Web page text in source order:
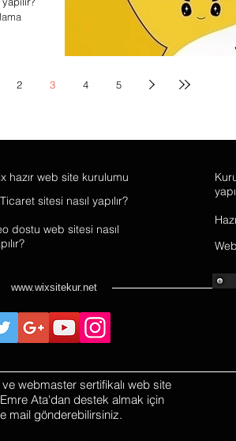
2 3 4 5
hazır web site kurulumu
sitesi nasıl yapılır?
dostu web sitesi nasıl
www.wixsitekur.net
webmaster sertifikalı web site
Emre Ata'dan destek almak için
mail gönderebilirsiniz.